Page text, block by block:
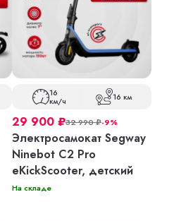
16
км/ч 16 км
29 900 ₽32 990₽-9%
Электросамокат Segway
Ninebot C2 Pro
eKickScooter, детский
На складе